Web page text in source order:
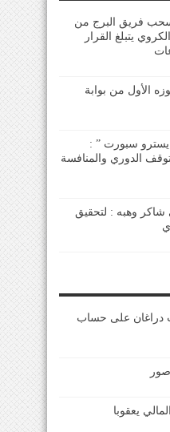
فريق البرج من
يتبلغ القرار
الأول من بوابة
سبورت ” :
الدوري والمنافسة
شاكر وهبه : لتحقيق
دراغان على حساب
يعقوبا